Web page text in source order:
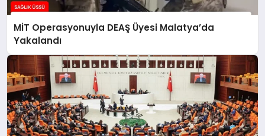
MİT Operasyonuyla DEAŞ Üyesi Malatya’da
Yakalandı